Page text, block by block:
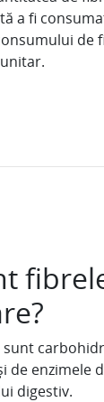
a fi
de
sunt
de enzimele
digestiv.